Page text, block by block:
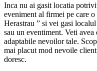
Inca nu ai gasit locatia
eveniment al firmei pe care
Herastrau ” si vei gasi
sau un eventiment. Veti
adaptabile nevoilor tale.
mai placut mod nevoile
doresc.